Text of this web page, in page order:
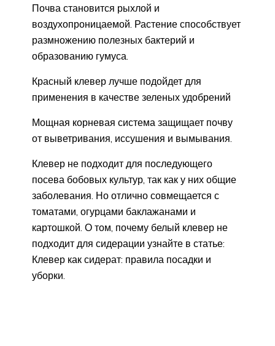
Почва становится рыхлой и
воздухопроницаемой. Растение способствует
размножению полезных бактерий и
образованию гумуса.
Красный клевер лучше подойдет для
применения в качестве зеленых удобрений
Мощная корневая система защищает почву
от выветривания, иссушения и вымывания.
Клевер не подходит для последующего
посева бобовых культур, так как у них общие
заболевания. Но отлично совмещается с
томатами, огурцами баклажанами и
картошкой. О том, почему белый клевер не
подходит для сидерации узнайте в статье:
Клевер как сидерат: правила посадки и
уборки.